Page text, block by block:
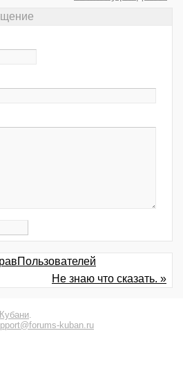
Не знаю что сказать. »
.
kuban.ru